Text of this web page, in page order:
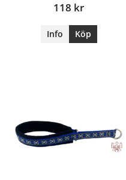
118 kr
Info Köp